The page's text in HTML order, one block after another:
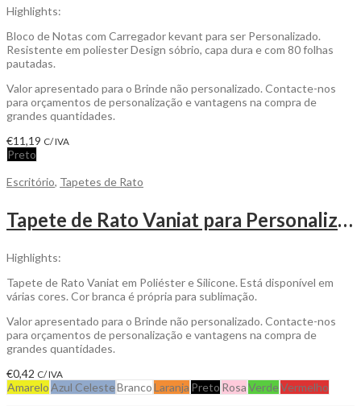
Highlights:
Bloco de Notas com Carregador kevant para ser Personalizado.
Resistente em poliester Design sóbrio, capa dura e com 80 folhas
pautadas.
Valor apresentado para o Brinde não personalizado. Contacte-nos
para orçamentos de personalização e vantagens na compra de
grandes quantidades.
€11,19 C/ IVA
Preto
Escritório, Tapetes de Rato
Tapete de Rato Vaniat para Personalizar
Highlights:
Tapete de Rato Vaniat em Poliéster e Silicone. Está disponível em
várias cores. Cor branca é própria para sublimação.
Valor apresentado para o Brinde não personalizado. Contacte-nos
para orçamentos de personalização e vantagens na compra de
grandes quantidades.
€0,42 C/ IVA
AmareloAzul CelesteBrancoLaranja Preto RosaVerdeVermelho